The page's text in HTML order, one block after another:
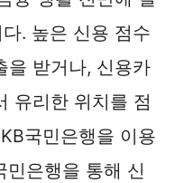
. 높은 신용 점수
을 받거나, 신용카
유리한 위치를 점
국민은행을 이용
민은행을 통해 신